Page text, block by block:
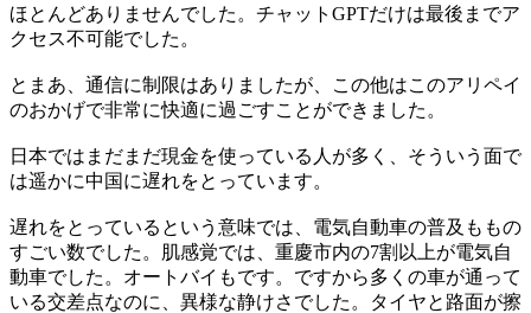
ほとんどありませんでした。チャットGPTだけは最後までア
クセス不可能でした。
とまあ、通信に制限はありましたが、この他はこのアリペイ
のおかげで非常に快適に過ごすことができました。
日本ではまだまだ現金を使っている人が多く、そういう面で
は遥かに中国に遅れをとっています。
遅れをとっているという意味では、電気自動車の普及ももの
すごい数でした。肌感覚では、重慶市内の7割以上が電気自
動車でした。オートバイもです。ですから多くの車が通って
いる交差点なのに、異様な静けさでした。タイヤと路面が擦